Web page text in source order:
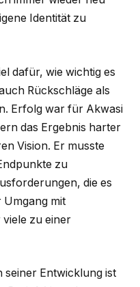
Identität zu
dafür, wie wichtig es
Rückschläge als
Erfolg war für Akwasi
das Ergebnis harter
Vision. Er musste
zu
die es
Umgang mit
zu einer
seiner Entwicklung ist